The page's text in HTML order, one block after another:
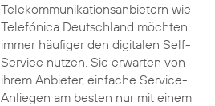
Telekommunikationsanbietern wie
Telefónica Deutschland möchten
immer häufiger den digitalen Self-
Service nutzen. Sie erwarten von
ihrem Anbieter, einfache Service-
Anliegen am besten nur mit einem